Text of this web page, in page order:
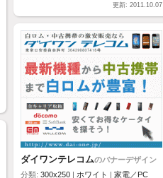
更新: 2011.10.07
ダイワンテレコムのバナーデザイン
分類: 300x250 | ホワイト | 家電／PC